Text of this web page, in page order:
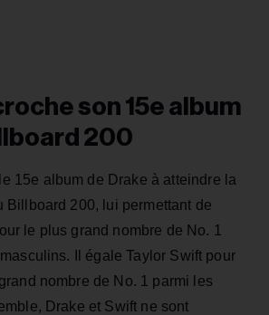
son 15e album
200
15e album de Drake à atteindre la
Billboard 200, lui permettant de
le plus grand nombre de No. 1
Il égale Taylor Swift pour
nombre de No. 1 parmi les
Drake et Swift ne sont